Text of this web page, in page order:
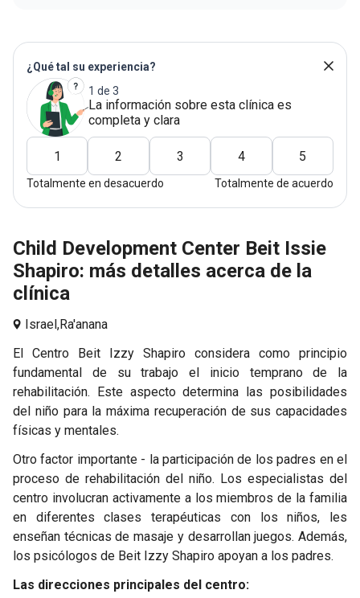
¿Qué tal su experiencia?
1 de 3
La información sobre esta clínica es
completa y clara
1 2 3 4 5
Totalmente en desacuerdo Totalmente de acuerdo
Child Development Center Beit Issie
Shapiro: más detalles acerca de la
clínica
Israel,Ra'anana
El Centro Beit Izzy Shapiro considera como principio
fundamental de su trabajo el inicio temprano de la
rehabilitación. Este aspecto determina las posibilidades
del niño para la máxima recuperación de sus capacidades
físicas y mentales.
Otro factor importante - la participación de los padres en el
proceso de rehabilitación del niño. Los especialistas del
centro involucran activamente a los miembros de la familia
en diferentes clases terapéuticas con los niños, les
enseñan técnicas de masaje y desarrollan juegos. Además,
los psicólogos de Beit Izzy Shapiro apoyan a los padres.
Las direcciones principales del centro: